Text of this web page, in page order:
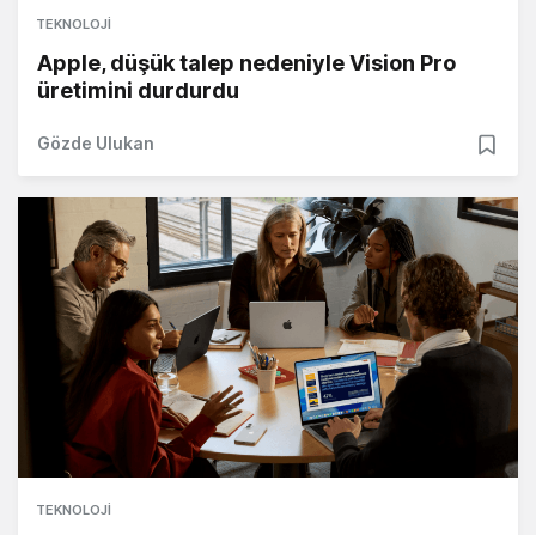
TEKNOLOJI
Apple, düşük talep nedeniyle Vision Pro
üretimini durdurdu
Gözde Ulukan
TEKNOLOJI